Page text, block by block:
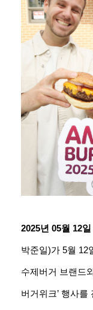
2025년 05월 12일
박준일)가 5월 12
수제버거 브랜드
버거위크’ 행사를